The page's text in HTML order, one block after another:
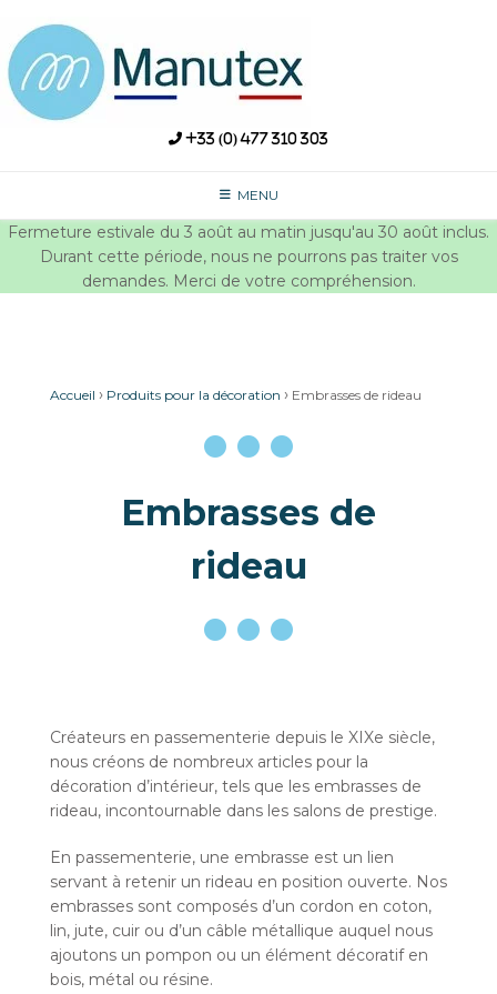
content
+33 (0) 477 310 303
MENU
Fermeture estivale du 3 août au matin jusqu'au 30 août inclus.
Durant cette période, nous ne pourrons pas traiter vos
demandes. Merci de votre compréhension.
Accueil › Produits pour la décoration › Embrasses de rideau
Embrasses de
rideau
Créateurs en passementerie depuis le XIXe siècle,
nous créons de nombreux articles pour la
décoration d’intérieur, tels que les embrasses de
rideau, incontournable dans les salons de prestige.
En passementerie, une embrasse est un lien
servant à retenir un rideau en position ouverte. Nos
embrasses sont composés d’un cordon en coton,
lin, jute, cuir ou d’un câble métallique auquel nous
ajoutons un pompon ou un élément décoratif en
bois, métal ou résine.